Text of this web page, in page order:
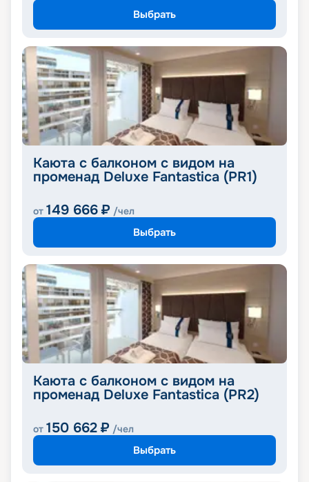
Выбрать
Каюта с балконом с видом на
променад Deluxe Fantastica (PR1)
от 149 666 ₽ /чел
Выбрать
Каюта с балконом с видом на
променад Deluxe Fantastica (PR2)
от 150 662 ₽ /чел
Выбрать